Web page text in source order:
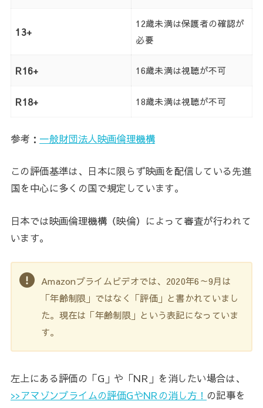
13+
12歳未満は保護者の確認が
必要
R16+ 16歳未満は視聴が不可
R18+ 18歳未満は視聴が不可
参考： 一般財団法人映画倫理機構
この評価基準は、日本に限らず映画を配信している先進
国を中心に多くの国で規定しています。
日本では映画倫理機構（映倫）によって審査が行われて
います。
Amazonプライムビデオでは、2020年6～9月は
「年齢制限」ではなく「評価」と書かれていまし
た。現在は「年齢制限」という表記になっていま
す。
左上にある評価の「G」や「NR」を消したい場合は、
>>アマゾンプライムの評価GやNRの消し方！ の記事を